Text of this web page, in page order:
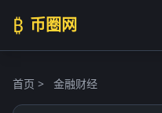
₿ 币圈网
首页 > 金融财经